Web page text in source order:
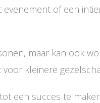
of een
maar kan ook
kleinere
een succes te